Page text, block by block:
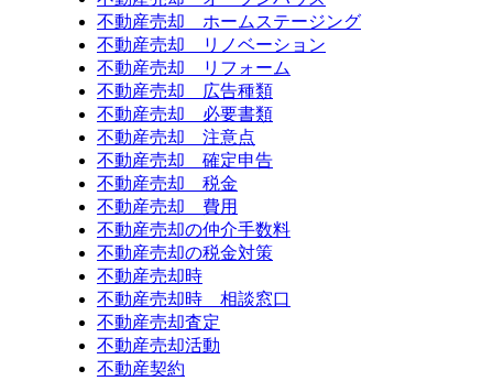
不動産売却 ホームステージング
不動産売却 リノベーション
不動産売却 リフォーム
不動産売却 広告種類
不動産売却 必要書類
不動産売却 注意点
不動産売却 確定申告
不動産売却 税金
不動産売却 費用
不動産売却の仲介手数料
不動産売却の税金対策
不動産売却時
不動産売却時 相談窓口
不動産売却査定
不動産売却活動
不動産契約